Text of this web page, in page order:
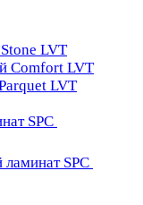
LVT
Comfort LVT
LVT
SPC
SPC